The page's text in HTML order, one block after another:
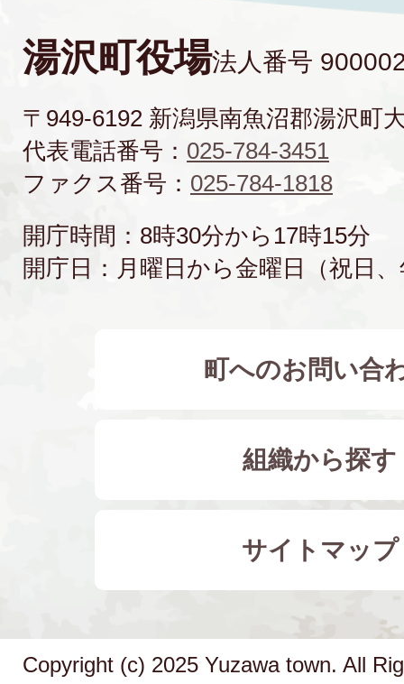
湯沢町役場法人番号
〒949-6192 新潟県南魚沼郡湯沢町
代表電話番号： 025-784-3451
ファクス番号： 025-784-1818
開庁時間：8時30分から17時15分
開庁日：月曜日から金曜日（祝日
町へのお問い合
組織から探す
サイトマップ
Copyright (c) 2025 Yuzawa town. All